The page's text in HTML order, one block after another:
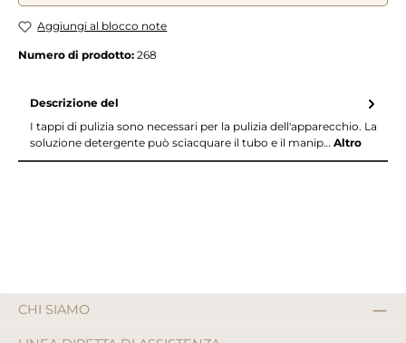
Aggiungi al blocco note
Numero di prodotto: 268
Descrizione del
I tappi di pulizia sono necessari per la pulizia dell'apparecchio. La
soluzione detergente può sciacquare il tubo e il manip… Altro
CHI SIAMO